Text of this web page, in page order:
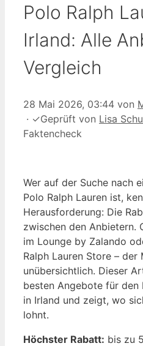
Polo Ralph
Irland: Alle
Vergleich
28 Mai 2026, 03:44 von
· ✓Geprüft von Lisa
Faktencheck
Wer auf der Suche nach
Polo Ralph Lauren ist,
Herausforderung: Die
zwischen den Anbietern.
im Lounge by Zalando
Ralph Lauren Store – der
unübersichtlich. Dieser
besten Angebote für den
in Irland und zeigt, wo
lohnt.
Höchster Rabatt: bis zu